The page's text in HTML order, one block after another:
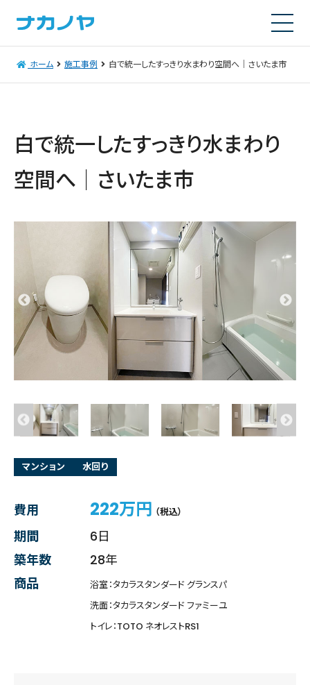
ホーム 施工事例 白で統一したすっきり水まわり空間へ｜さいたま市
白で統一したすっきり水まわり
空間へ｜さいたま市
マンション 水回り
費用 222万円 （税込）
期間
6日
築年数
28年
商品
浴室：タカラスタンダード グランスパ
洗面：タカラスタンダード ファミーユ
トイレ：TOTO ネオレストRS1